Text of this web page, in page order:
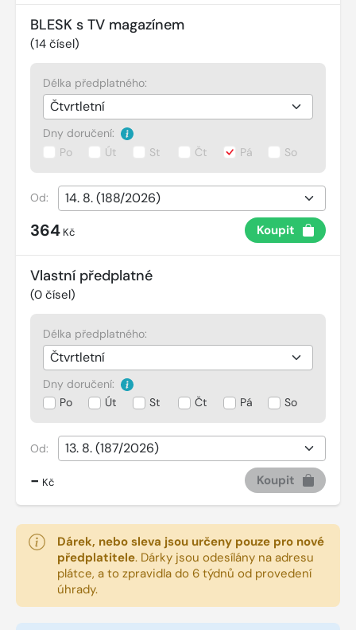
BLESK s TV magazínem
(14 čísel)
Délka předplatného:
Dny doručení:
Po
Út St Čt Pá So
Od:
364 Kč Koupit
Vlastní předplatné
(0 čísel)
Délka předplatného:
Dny doručení:
Po
Út St Čt Pá So
Od:
- Kč Koupit
Dárek, nebo sleva jsou určeny pouze pro nové
předplatitele. Dárky jsou odesílány na adresu
plátce, a to zpravidla do 6 týdnů od provedení
úhrady.